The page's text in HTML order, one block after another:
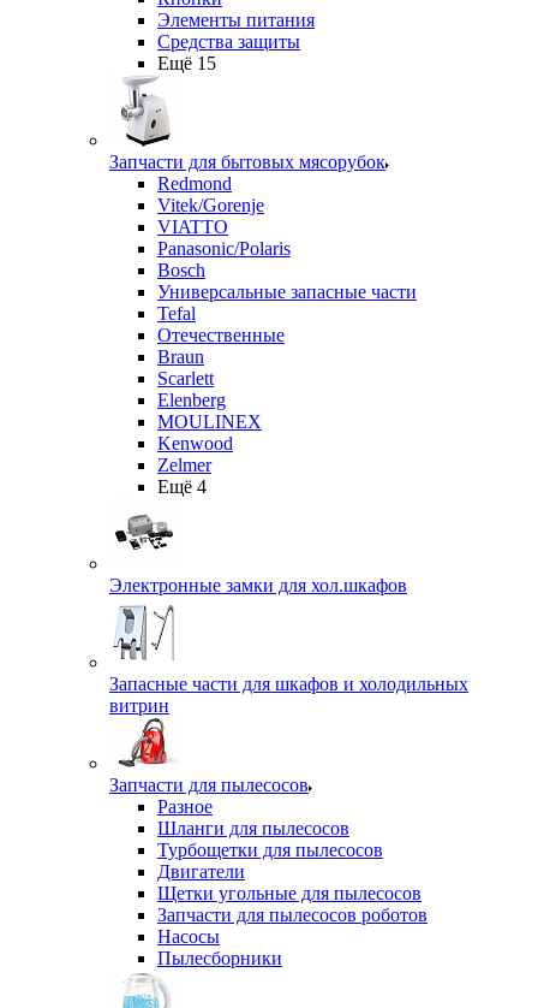
Элементы питания
Средства защиты
Ещё 15
Запчасти для бытовых мясорубок
Redmond
Vitek/Gorenje
VIATTO
Panasonic/Polaris
Bosch
Универсальные запасные части
Tefal
Отечественные
Braun
Scarlett
Elenberg
MOULINEX
Kenwood
Zelmer
Ещё 4
Электронные замки для хол.шкафов
Запасные части для шкафов и холодильных
витрин
Запчасти для пылесосов
Разное
Шланги для пылесосов
Турбощетки для пылесосов
Двигатели
Щетки угольные для пылесосов
Запчасти для пылесосов роботов
Насосы
Пылесборники